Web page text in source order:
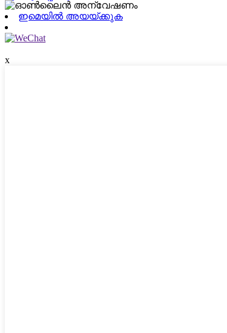
ഇമെയിൽ അയയ്ക്കുക
x